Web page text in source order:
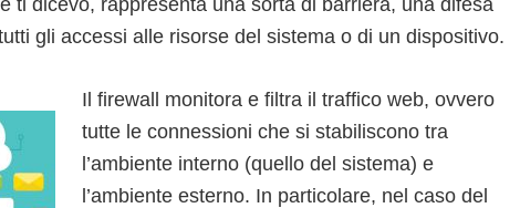
ti dicevo, rappresenta una sorta di barriera, una difesa
gli accessi alle risorse del sistema o di un dispositivo.
Il firewall monitora e filtra il traffico web, ovvero
tutte le connessioni che si stabiliscono tra
l’ambiente interno (quello del sistema) e
l’ambiente esterno. In particolare, nel caso del